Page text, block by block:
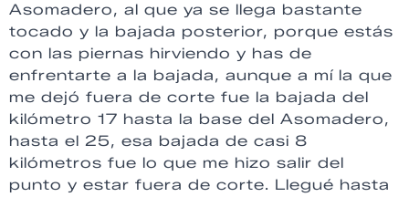
Asomadero, al que ya se llega bastante
tocado y la bajada posterior, porque estás
con las piernas hirviendo y has de
enfrentarte a la bajada, aunque a mí la que
me dejó fuera de corte fue la bajada del
kilómetro 17 hasta la base del Asomadero,
hasta el 25, esa bajada de casi 8
kilómetros fue lo que me hizo salir del
punto y estar fuera de corte. Llegué hasta